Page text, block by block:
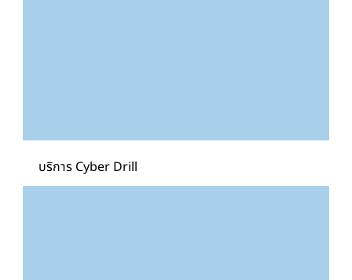
บริการ Cyber Drill